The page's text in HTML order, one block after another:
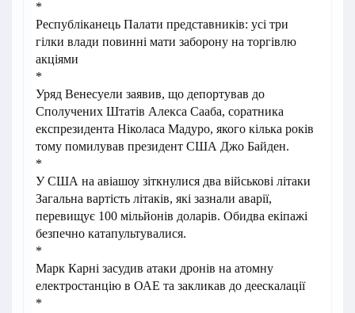
*
Республіканець Палати представників: усі три
гілки влади повинні мати заборону на торгівлю
акціями
*
Уряд Венесуели заявив, що депортував до
Сполучених Штатів Алекса Сааба, соратника
експрезидента Ніколаса Мадуро, якого кілька років
тому помилував президент США Джо Байден.
*
У США на авіашоу зіткнулися два військові літаки
Загальна вартість літаків, які зазнали аварії,
перевищує 100 мільйонів доларів. Обидва екіпажі
безпечно катапультувалися.
*
Марк Карні засудив атаки дронів на атомну
електростанцію в ОАЕ та закликав до деескалації
*